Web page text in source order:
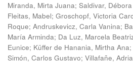
Miranda, Mirta Juana; Saldivar,
Fleitas, Mabel; Groschopf, Victoria
Roque; Andruskevicz, Carla Vanina;
María Arminda; Da Luz, Marcela
Eunice; Küffer de Hanania, Mirtha
Simón, Carlos Gustavo; Villafañe,